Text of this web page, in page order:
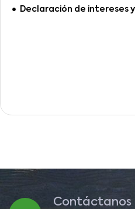
Declaración de intereses
Contáctanos